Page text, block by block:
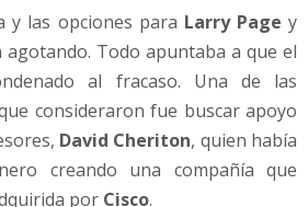
y las opciones para Larry Page y
agotando. Todo apuntaba a que el
al fracaso. Una de las
consideraron fue buscar apoyo
David Cheriton, quien había
creando una compañía que
por Cisco.